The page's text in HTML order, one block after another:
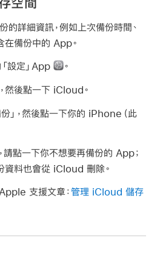
詳細資訊，例如上次備份時間、
在備份中的 App。
設定」App 。
然後點一下 iCloud。
」，然後點一下你的 iPhone（此
請點一下你不想要再備份的 App；
料也會從 iCloud 刪除。
支援文章： 管理 iCloud 儲存